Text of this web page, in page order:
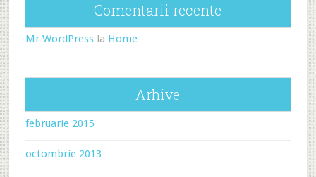
Comentarii recente
Mr WordPressla Home
Arhive
februarie 2015
octombrie 2013